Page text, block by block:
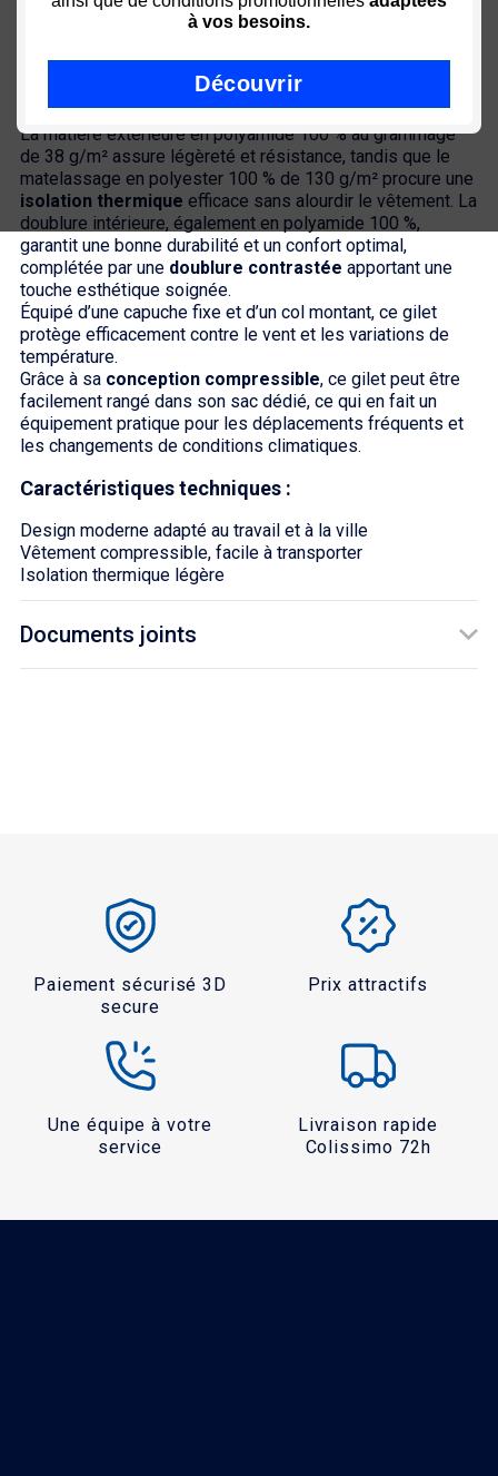
professionnels dans leurs activités quotidiennes tout en
restant parfaitement adapté à un usage en dehors du
travail.
La matière extérieure en polyamide 100 % au grammage
de 38 g/m² assure légèreté et résistance, tandis que le
matelassage en polyester 100 % de 130 g/m² procure une
isolation thermique efficace sans alourdir le vêtement. La
doublure intérieure, également en polyamide 100 %,
garantit une bonne durabilité et un confort optimal,
complétée par une doublure contrastée apportant une
touche esthétique soignée.
Équipé d’une capuche fixe et d’un col montant, ce gilet
protège efficacement contre le vent et les variations de
température.
Grâce à sa conception compressible, ce gilet peut être
facilement rangé dans son sac dédié, ce qui en fait un
équipement pratique pour les déplacements fréquents et
les changements de conditions climatiques.
Caractéristiques techniques :
Design moderne adapté au travail et à la ville
Vêtement compressible, facile à transporter
Isolation thermique légère
Documents joints
Paiement sécurisé 3D
secure
Prix attractifs
Une équipe à votre
service
Livraison rapide
Colissimo 72h
à vos besoins.
Découvrir